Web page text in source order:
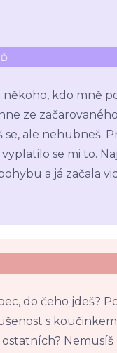
někoho, kdo mně
ze
se, ale nehubneš.
vyplatilo se mi to.
a já začala
do čeho jdeš?
s
ostatních? Nemusíš